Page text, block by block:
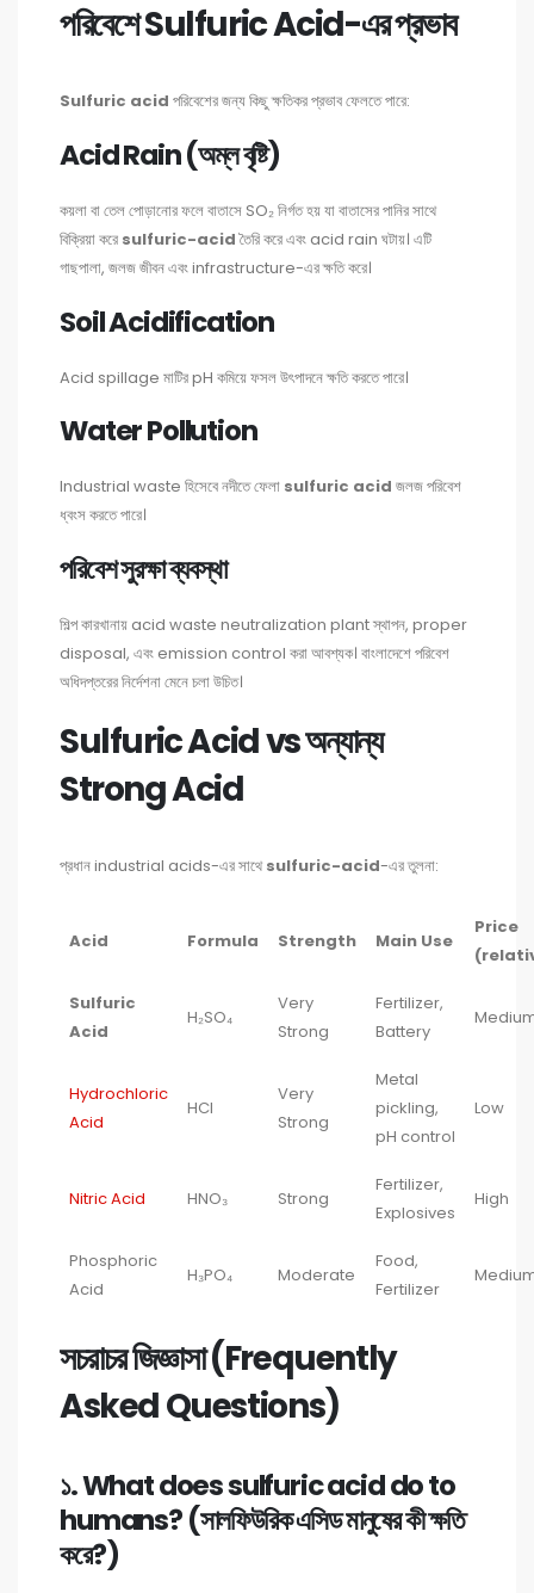
পরিবেশে Sulfuric Acid-এর প্রভাব
Sulfuric acid পরিবেশের জন্য কিছু ক্ষতিকর প্রভাব ফেলতে পারে:
Acid Rain (অম্ল বৃষ্টি)
কয়লা বা তেল পোড়ানোর ফলে বাতাসে SO₂ নির্গত হয় যা বাতাসের পানির সাথে
বিক্রিয়া করে sulfuric-acidতৈরি করে এবং acid rain ঘটায়। এটি
গাছপালা, জলজ জীবন এবং infrastructure-এর ক্ষতি করে।
Soil Acidification
Acid spillage মাটির pH কমিয়ে ফসল উৎপাদনে ক্ষতি করতে পারে।
Water Pollution
Industrial waste হিসেবে নদীতে ফেলা sulfuric acid জলজ পরিবেশ
ধ্বংস করতে পারে।
পরিবেশ সুরক্ষা ব্যবস্থা
শিল্প কারখানায় acid waste neutralization plant স্থাপন, proper
disposal, এবং emission control করা আবশ্যক। বাংলাদেশে পরিবেশ
অধিদপ্তরের নির্দেশনা মেনে চলা উচিত।
Sulfuric Acid vs অন্যান্য
Strong Acid
প্রধান industrial acids-এর সাথে sulfuric-acid-এর তুলনা:
Acid Formula Strength Main Use
Price
Sulfuric
Acid
H₂SO₄
Very
Strong
Fertilizer,
Battery
Hydrochloric
Acid
HCl
Very
Strong
Metal
pickling,
pH control
Low
Nitric Acid HNO₃ Strong
Fertilizer,
Explosives
High
Phosphoric
Acid
H₃PO₄ Moderate
Food,
Fertilizer
সচরাচর জিজ্ঞাসা (Frequently
Asked Questions)
১. What does sulfuric acid do to
humans? (সালফিউরিক এসিড মানুষের কী ক্ষতি
করে?)